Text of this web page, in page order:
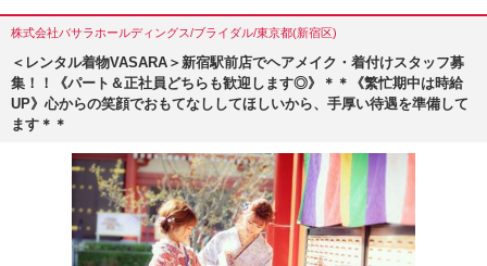
株式会社バサラホールディングス/ブライダル/東京都(新宿区)
＜レンタル着物VASARA＞新宿駅前店でヘアメイク・着付けスタッフ募
集！！《パート＆正社員どちらも歓迎します◎》＊＊《繁忙期中は時給
UP》心からの笑顔でおもてなししてほしいから、手厚い待遇を準備して
ます＊＊